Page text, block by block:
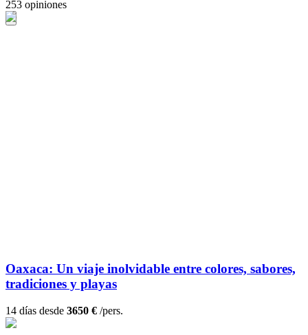
253 opiniones
Oaxaca: Un viaje inolvidable entre colores, sabores,
tradiciones y playas
14 días desde 3650 € /pers.